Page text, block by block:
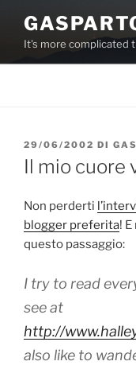
contenuto
It's more complicated
PUBBLICATO
IL
29/06/2002 DI
Il mio cuore
Non perderti
blogger preferita!
questo passaggio:
I try to read
see at
http://
also like to